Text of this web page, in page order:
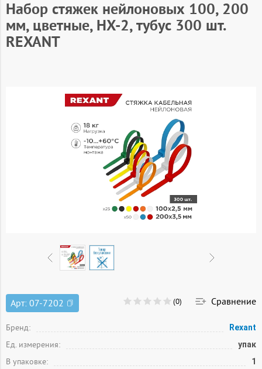
Набор стяжек нейлоновых 100, 200
мм, цветные, НХ-2, тубус 300 шт.
REXANT
Арт: 07-7202 (0) Сравнение
Бренд: Rexant
Ед. измерения: упак
В упаковке: 1